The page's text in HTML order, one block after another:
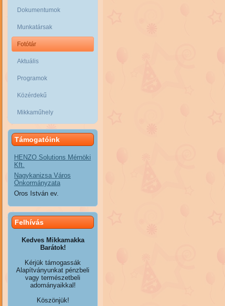
Dokumentumok
Munkatársak
Fotótár
Aktuális
Programok
Közérdekű
Mikkaműhely
Támogatóink
HENZO Solutions Mérnöki
Kft.
Nagykanizsa Város
Önkormányzata
Oros István ev.
Felhívás
Kedves Mikkamakka
Barátok!
Kérjük támogassák
Alapítványunkat pénzbeli
vagy természetbeli
adományaikkal!
Köszönjük!